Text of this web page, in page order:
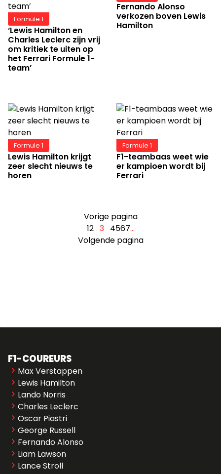
Formule 1
‘Lewis Hamilton en
Charles Leclerc zijn vrij
om kritiek te uiten op
het Ferrari Formule 1-
team’
Fernando Alonso
verkozen boven Lewis
Hamilton
Formule 1
Lewis Hamilton krijgt
zeer slecht nieuws te
horen
Formule 1
F1-teambaas weet wie
er kampioen wordt bij
Ferrari
Vorige pagina
12 3 4567…
Volgende pagina
F1-COUREURS
Max Verstappen
Lewis Hamilton
Lando Norris
Charles Leclerc
Oscar Piastri
George Russell
Fernando Alonso
Liam Lawson
Lance Stroll